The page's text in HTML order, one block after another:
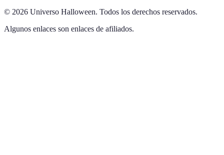
© 2026 Universo Halloween. Todos los derechos reservados.
Algunos enlaces son enlaces de afiliados.